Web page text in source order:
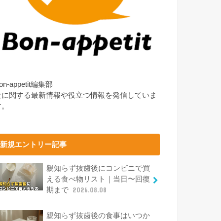
appetit編集部
に関する最新情報や役立つ情報を発信していま
新規エントリー記事
親知らず抜歯後にコンビニで買
える食べ物リスト｜当日〜回復
期まで 2026.08.08
親知らず抜歯後の食事はいつか